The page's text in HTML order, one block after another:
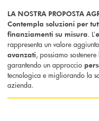
LA NOSTRA PROPOSTA
Contempla soluzioni per
finanziamenti su misura. L’
rappresenta un valore
avanzati, possiamo
garantendo un approccio
tecnologica e migliorando la
azienda.